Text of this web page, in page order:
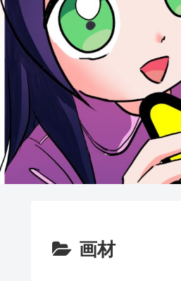
画材